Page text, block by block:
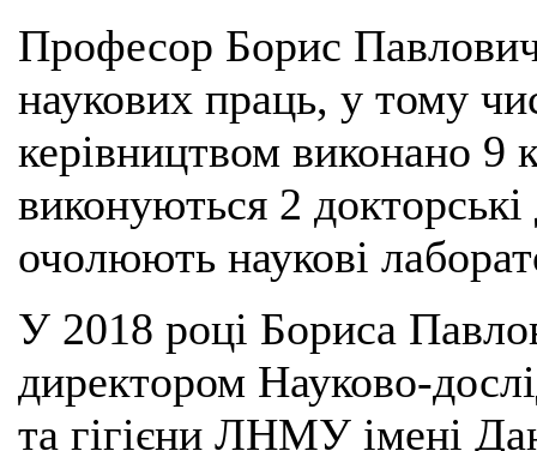
Професор Борис
наукових праць, у тому
керівництвом виконано 9
виконуються 2 докторські
очолюють наукові
У 2018 році Бориса
директором Науково-
та гігієни ЛНМУ імені